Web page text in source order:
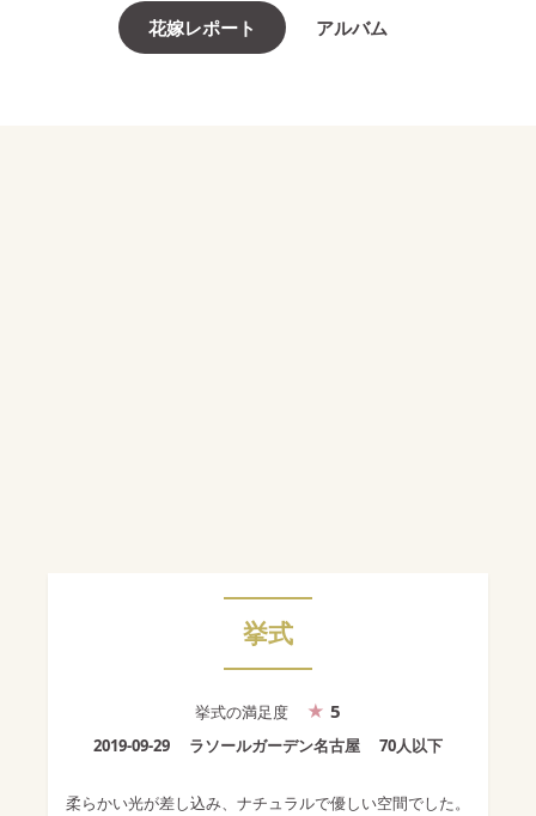
花嫁レポート アルバム
挙式
挙式の満足度 5
2019-09-29 ラソールガーデン名古屋 70人以下
柔らかい光が差し込み、ナチュラルで優しい空間でした。